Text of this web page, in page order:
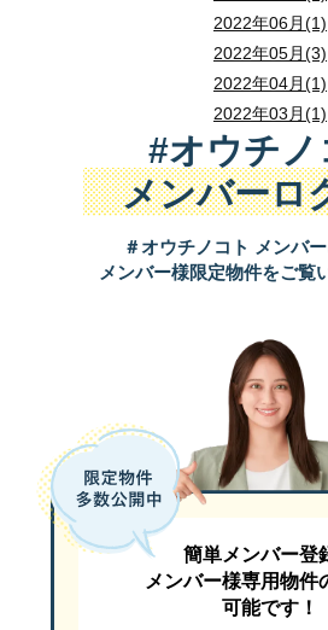
2022年06月(1)
2022年05月(3)
2022年04月(1)
2022年03月(1)
#オウチノ
メンバーロ
＃オウチノコト メンバー
メンバー様限定物件をご覧
簡単メンバー登
メンバー様専用物件
可能です！